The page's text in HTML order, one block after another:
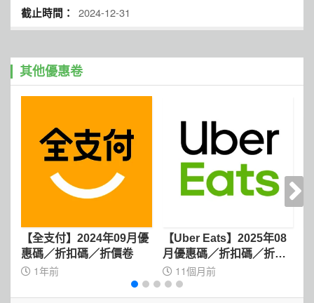
2024-12-31
其他優惠卷
【全支付】2024年09月優
惠碼／折扣碼／折價卷
1年前
【Uber Eats】2025年08
月優惠碼／折扣碼／折價
卷 11個月前